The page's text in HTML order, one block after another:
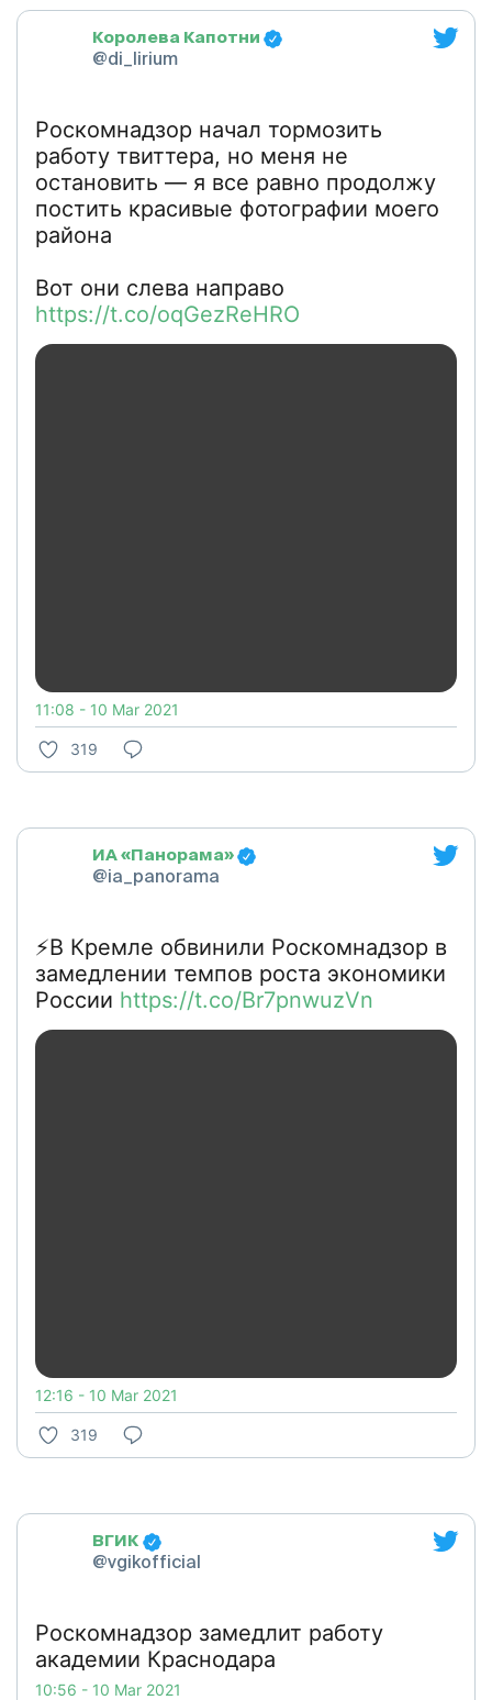
Королева Капотни
@di_lirium
Роскомнадзор начал тормозить
работу твиттера, но меня не
остановить — я все равно продолжу
постить красивые фотографии моего
района
Вот они слева направо
https://t.co/oqGezReHRO
11:08 - 10 Mar 2021
319
ИА «Панорама»
@ia_panorama
⚡В Кремле обвинили Роскомнадзор в
замедлении темпов роста экономики
России https://t.co/Br7pnwuzVn
12:16 - 10 Mar 2021
319
ВГИК
@vgikofficial
Роскомнадзор замедлит работу
академии Краснодара
10:56 - 10 Mar 2021